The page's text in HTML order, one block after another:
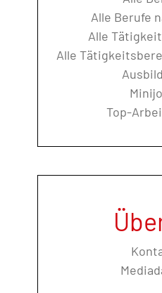
Alle Berufe
Alle
Alle
Top-